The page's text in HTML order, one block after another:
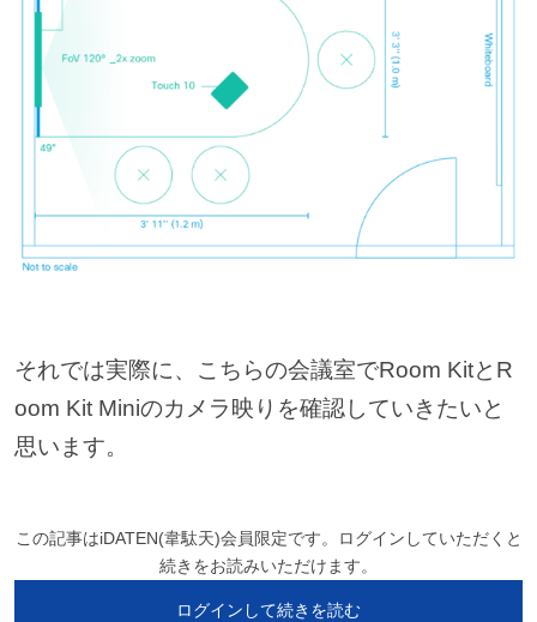
それでは実際に、こちらの会議室でRoom KitとR
oom Kit Miniのカメラ映りを確認していきたいと
思います。
この記事はiDATEN(韋駄天)会員限定です。ログインしていただくと
続きをお読みいただけます。
ログインして続きを読む